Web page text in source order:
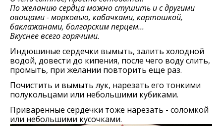
По желанию сердца можно стушить и с другими
овощами - морковью, кабачками, картошкой,
баклажанами, болгарским перцем...
Вкуснее всего горячими.
Индюшиные сердечки вымыть, залить холодной
водой, довести до кипения, после чего воду слить,
промыть, при желании повторить еще раз.
Почистить и вымыть лук, нарезать его тонкими
полукольцами или небольшими кубиками.
Приваренные сердечки тоже нарезать - соломкой
или небольшими кусочками.